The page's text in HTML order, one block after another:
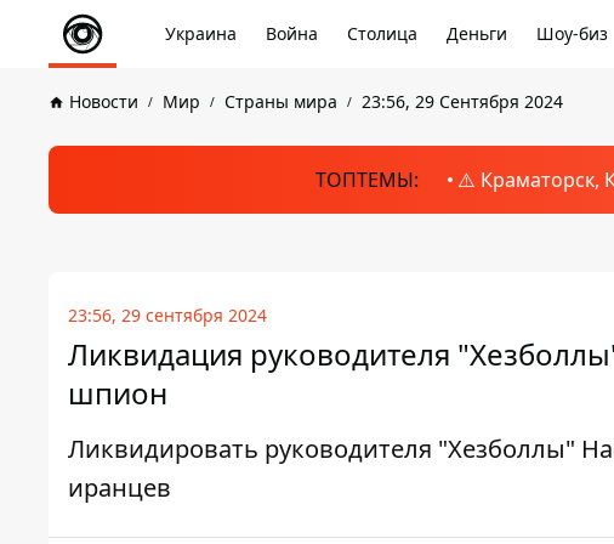
Украина Война Столица Деньги Шоу-биз
Новости Мир Страны мира 23:56, 29 Сентября 2024
ТОПТЕМЫ: ⚠️ Краматорск,
23:56, 29 сентября 2024
Ликвидация руководителя
шпион
Ликвидировать руководителя "Хезболлы"
иранцев